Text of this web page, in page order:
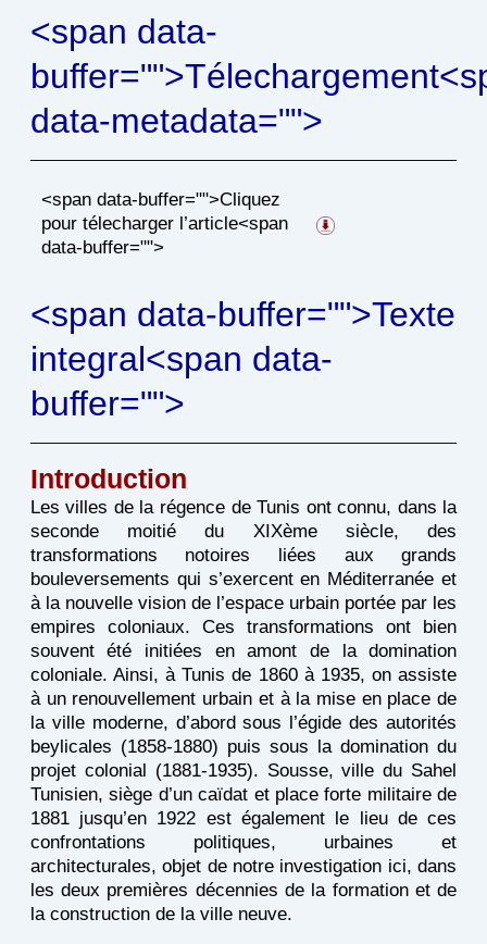
<span data-
buffer="
data-metadata="">
<span data-buffer="">Cliquez
pour télecharger l’article<span
data-buffer="">
<span data-buffer="">Texte
integral<span data-
buffer="">
Introduction
Les villes de la régence de Tunis ont connu, dans la
seconde moitié du XIXème siècle, des
transformations notoires liées aux grands
bouleversements qui s’exercent en Méditerranée et
à la nouvelle vision de l’espace urbain portée par les
empires coloniaux. Ces transformations ont bien
souvent été initiées en amont de la domination
coloniale. Ainsi, à Tunis de 1860 à 1935, on assiste
à un renouvellement urbain et à la mise en place de
la ville moderne, d’abord sous l’égide des autorités
beylicales (1858-1880) puis sous la domination du
projet colonial (1881-1935). Sousse, ville du Sahel
Tunisien, siège d’un caïdat et place forte militaire de
1881 jusqu’en 1922 est également le lieu de ces
confrontations politiques, urbaines et
architecturales, objet de notre investigation ici, dans
les deux premières décennies de la formation et de
la construction de la ville neuve.